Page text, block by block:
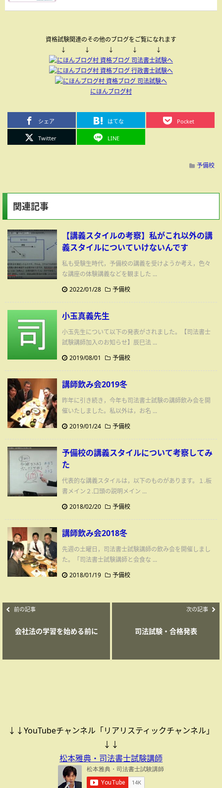
資格試験関連のその他のブログをご覧になれます
↓ ↓ ↓ ↓ ↓
にほんブログ村
シェア はてな Pocket
Twitter LINE
予備校
関連記事
【講義スタイルの考察】私がこれ以外の講
義スタイルについていけないんです
私も受験生時代，予備校の講義を受けようか考え，色々
な講座の体験講義などを観ました ...
2022/01/28
予備校
小玉真義先生
小玉先生について以下の発表がされました。【司法書士
試験講師加入のお知らせ】辰巳法 ...
2019/08/01
予備校
講師飲み会2019冬
昨年に引き続き，今年も司法書士試験の講師飲み会を開
催いたしました。私以外は，お名 ...
2019/01/24
予備校
予備校の講義スタイルについて考察してみ
た
代表的な講義スタイルは，以下のものがあります。１.板
書メイン２.口頭の説明メイン ...
2018/02/20
予備校
講師飲み会2018冬
先週の土曜日，司法書士試験講師の飲み会を開催しまし
た。「司法書士試験講師と会食な ...
2018/01/19
予備校
前の記事
会社法の学習を始める前に
次の記事
司法試験・合格発表
↓↓YouTubeチャンネル「リアリスティックチャンネル」
↓↓
松本雅典・司法書士試験講師